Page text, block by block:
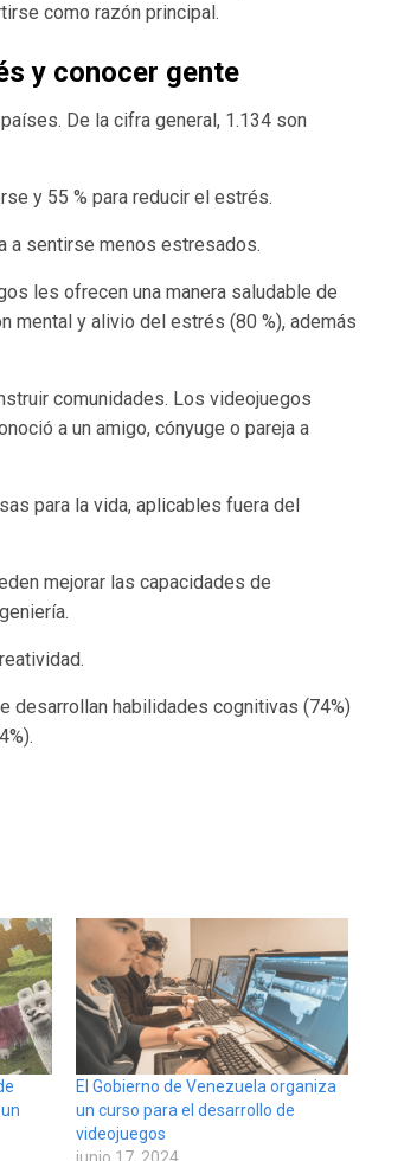
como razón principal.
y conocer gente
De la cifra general, 1.134 son
y 55 % para reducir el estrés.
a sentirse menos estresados.
les ofrecen una manera saludable de
y alivio del estrés (80 %), además
comunidades. Los videojuegos
a un amigo, cónyuge o pareja a
para la vida, aplicables fuera del
mejorar las capacidades de
desarrollan habilidades cognitivas (74%)
El Gobierno de Venezuela organiza
un curso para el desarrollo de
videojuegos